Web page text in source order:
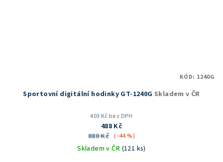
Sportovní digitální hodinky GT-1240G Skladem v ČR
403 Kč bez DPH
488 Kč
880 Kč (–44 %)
Skladem v ČR (121 ks)
KÓD: 1240G